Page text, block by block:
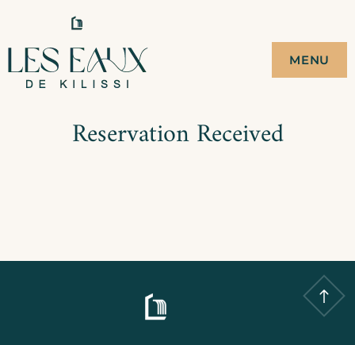
to
content
LES EAUX DE
MENU
Reservation Received